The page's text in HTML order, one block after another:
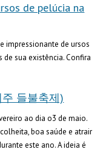
de pelúcia na
impressionante de ursos
sua existência. Confira
주 들불축제)
ao dia o3 de maio.
boa saúde e atrair
este ano. A ideia é